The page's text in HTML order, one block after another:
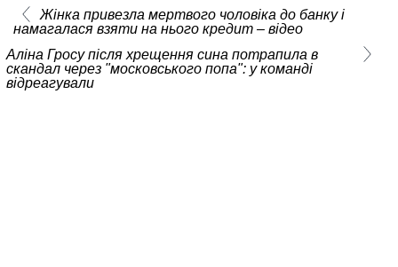
Жінка привезла мертвого чоловіка до банку і
намагалася взяти на нього кредит – відео
Аліна Гросу після хрещення сина потрапила в
скандал через "московського попа": у команді
відреагували